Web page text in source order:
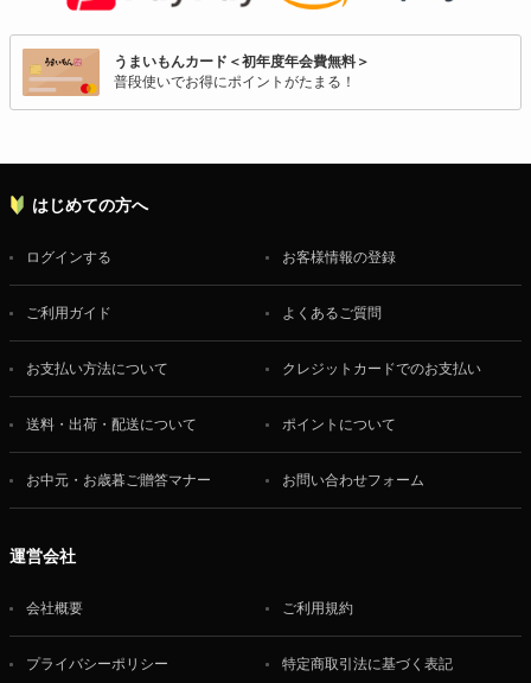
うまいもんカード＜初年度年会費無料＞
普段使いでお得にポイントがたまる！
はじめての方へ
ログインする お客様情報の登録
ご利用ガイド よくあるご質問
お支払い方法について クレジットカードでのお支払い
送料・出荷・配送について ポイントについて
お中元・お歳暮ご贈答マナー お問い合わせフォーム
運営会社
会社概要 ご利用規約
プライバシーポリシー 特定商取引法に基づく表記